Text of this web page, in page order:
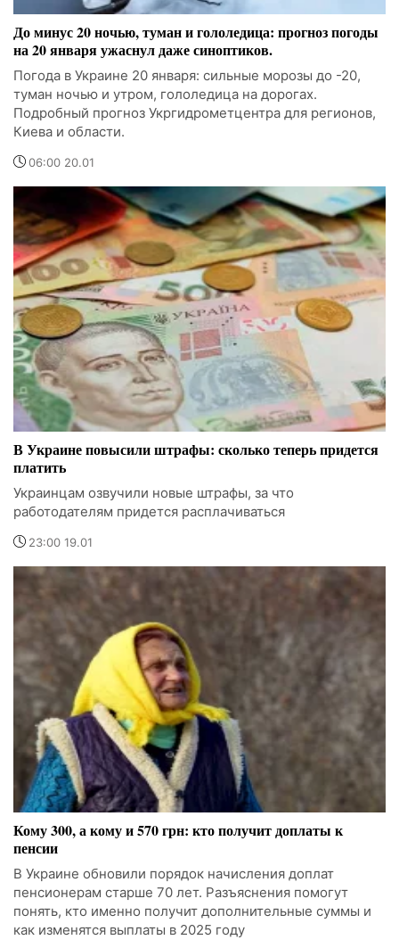
До минус 20 ночью, туман и гололедица: прогноз погоды
на 20 января ужаснул даже синоптиков.
Погода в Украине 20 января: сильные морозы до -20,
туман ночью и утром, гололедица на дорогах.
Подробный прогноз Укргидрометцентра для регионов,
Киева и области.
06:00 20.01
В Украине повысили штрафы: сколько теперь придется
платить
Украинцам озвучили новые штрафы, за что
работодателям придется расплачиваться
23:00 19.01
Кому 300, а кому и 570 грн: кто получит доплаты к
пенсии
В Украине обновили порядок начисления доплат
пенсионерам старше 70 лет. Разъяснения помогут
понять, кто именно получит дополнительные суммы и
как изменятся выплаты в 2025 году